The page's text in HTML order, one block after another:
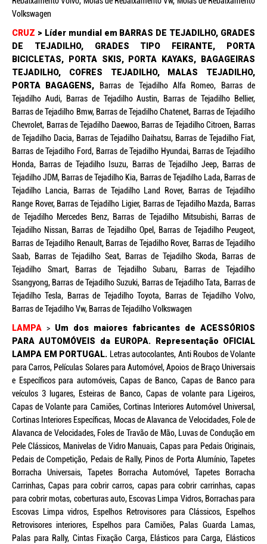
Volkswagen
CRUZ > Líder mundial em BARRAS DE TEJADILHO, GRADES
DE TEJADILHO, GRADES TIPO FEIRANTE, PORTA
BICICLETAS, PORTA SKIS, PORTA KAYAKS, BAGAGEIRAS
TEJADILHO, COFRES TEJADILHO, MALAS TEJADILHO,
PORTA BAGAGENS,
Barras de Tejadilho Alfa Romeo, Barras de
Tejadilho Audi, Barras de Tejadilho Austin, Barras de Tejadilho Bellier,
Barras de Tejadilho Bmw, Barras de Tejadilho Chatenet, Barras de Tejadilho
Chevrolet, Barras de Tejadilho Daewoo, Barras de Tejadilho Citroen, Barras
de Tejadilho Dacia, Barras de Tejadilho Daihatsu, Barras de Tejadilho Fiat,
Barras de Tejadilho Ford, Barras de Tejadilho Hyundai, Barras de Tejadilho
Honda, Barras de Tejadilho Isuzu, Barras de Tejadilho Jeep, Barras de
Tejadilho JDM, Barras de Tejadilho Kia, Barras de Tejadilho Lada, Barras de
Tejadilho Lancia, Barras de Tejadilho Land Rover, Barras de Tejadilho
Range Rover, Barras de Tejadilho Ligier, Barras de Tejadilho Mazda, Barras
de Tejadilho Mercedes Benz, Barras de Tejadilho Mitsubishi, Barras de
Tejadilho Nissan, Barras de Tejadilho Opel, Barras de Tejadilho Peugeot,
Barras de Tejadilho Renault, Barras de Tejadilho Rover, Barras de Tejadilho
Saab, Barras de Tejadilho Seat, Barras de Tejadilho Skoda, Barras de
Tejadilho Smart, Barras de Tejadilho Subaru, Barras de Tejadilho
Ssangyong, Barras de Tejadilho Suzuki, Barras de Tejadilho Tata, Barras de
Tejadilho Tesla, Barras de Tejadilho Toyota, Barras de Tejadilho Volvo,
Barras de Tejadilho Vw, Barras de Tejadilho Volkswagen
LAMPA > Um dos maiores fabricantes de ACESSÓRIOS
PARA AUTOMÓVEIS da EUROPA. Representação OFICIAL
LAMPA EM PORTUGAL. Letras autocolantes, Anti Roubos de Volante
para Carros, Películas Solares para Automóvel, Apoios de Braço Universais
e Específicos para automóveis, Capas de Banco, Capas de Banco para
veículos 3 lugares, Esteiras de Banco, Capas de volante para Ligeiros,
Capas de Volante para Camiões, Cortinas Interiores Automóvel Universal,
Cortinas Interiores Específicas, Mocas de Alavanca de Velocidades, Fole de
Alavanca de Velocidades, Foles de Travão de Mão, Luvas de Condução em
Pele Clássicos, Manivelas de Vidro Manuais, Capas para Pedais Originais,
Pedais de Competição, Pedais de Rally, Pinos de Porta Alumínio, Tapetes
Borracha Universais, Tapetes Borracha Automóvel, Tapetes Borracha
Carrinhas, Capas para cobrir carros, capas para cobrir carrinhas, capas
para cobrir motas, coberturas auto, Escovas Limpa Vidros, Borrachas para
Escovas Limpa vidros, Espelhos Retrovisores para Clássicos, Espelhos
Retrovisores interiores, Espelhos para Camiões, Palas Guarda Lamas,
Palas para Rally, Cintas Fixação Carga, Elásticos para Carga, Elásticos